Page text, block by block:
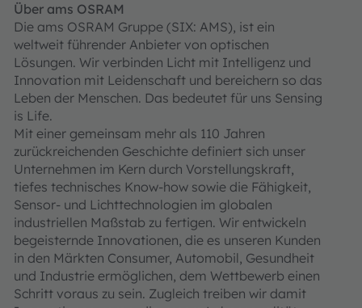
Über ams OSRAM
Die ams OSRAM Gruppe (SIX: AMS), ist ein
weltweit führender Anbieter von optischen
Lösungen. Wir verbinden Licht mit Intelligenz und
Innovation mit Leidenschaft und bereichern so das
Leben der Menschen. Das bedeutet für uns Sensing
is Life.
Mit einer gemeinsam mehr als 110 Jahren
zurückreichenden Geschichte definiert sich unser
Unternehmen im Kern durch Vorstellungskraft,
tiefes technisches Know-how sowie die Fähigkeit,
Sensor- und Lichttechnologien im globalen
industriellen Maßstab zu fertigen. Wir entwickeln
begeisternde Innovationen, die es unseren Kunden
in den Märkten Consumer, Automobil, Gesundheit
und Industrie ermöglichen, dem Wettbewerb einen
Schritt voraus zu sein. Zugleich treiben wir damit